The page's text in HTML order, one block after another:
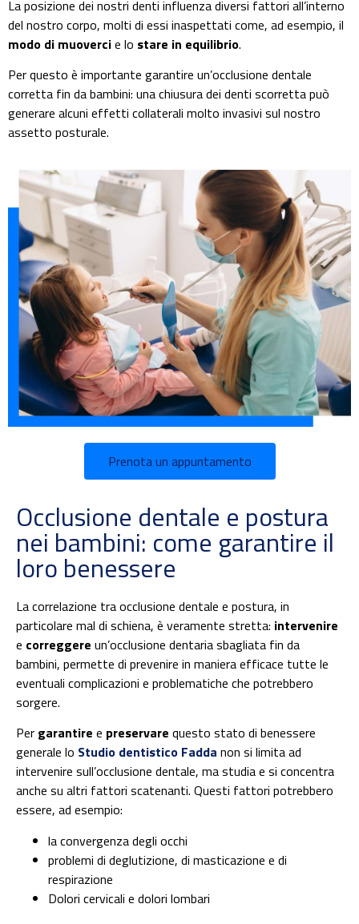
La posizione dei nostri denti influenza diversi fattori all’interno
del nostro corpo, molti di essi inaspettati come, ad esempio, il
modo di muovercie lo stare in equilibrio.
Per questo è importante garantire un’occlusione dentale
corretta fin da bambini: una chiusura dei denti scorretta può
generare alcuni effetti collaterali molto invasivi sul nostro
assetto posturale.
Prenota un appuntamento
Occlusione dentale e postura
nei bambini: come garantire il
loro benessere
La correlazione tra occlusione dentale e postura, in
particolare mal di schiena, è veramente stretta: intervenire
e correggere un’occlusione dentaria sbagliata fin da
bambini, permette di prevenire in maniera efficace tutte le
eventuali complicazioni e problematiche che potrebbero
sorgere.
Per garantire e preservare questo stato di benessere
generale lo Studio dentistico Fadda non si limita ad
intervenire sull’occlusione dentale, ma studia e si concentra
anche su altri fattori scatenanti. Questi fattori potrebbero
essere, ad esempio:
la convergenza degli occhi
problemi di deglutizione, di masticazione e di
respirazione
Dolori cervicali e dolori lombari